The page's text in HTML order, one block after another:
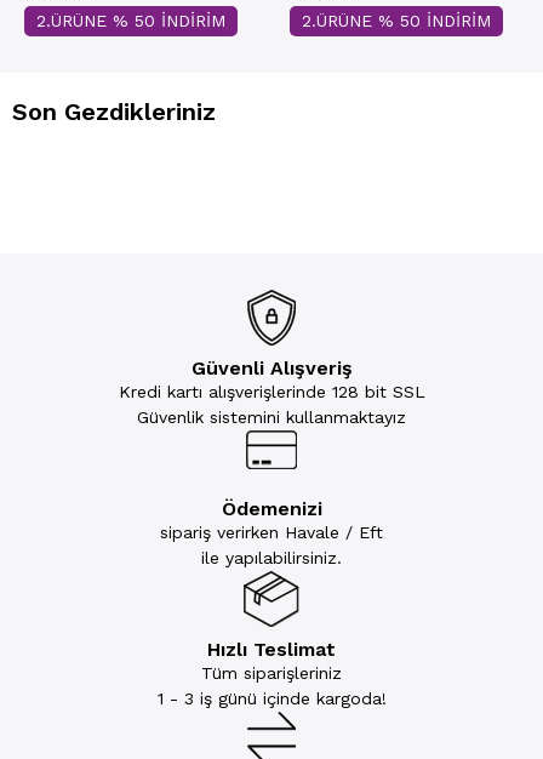
2.ÜRÜNE % 50 İNDİRİM 2.ÜRÜNE % 50 İNDİRİM
Son Gezdikleriniz
Güvenli Alışveriş
Kredi kartı alışverişlerinde 128 bit SSL
Güvenlik sistemini kullanmaktayız
Ödemenizi
sipariş verirken Havale / Eft
ile yapılabilirsiniz.
Hızlı Teslimat
Tüm siparişleriniz
1 - 3 iş günü içinde kargoda!